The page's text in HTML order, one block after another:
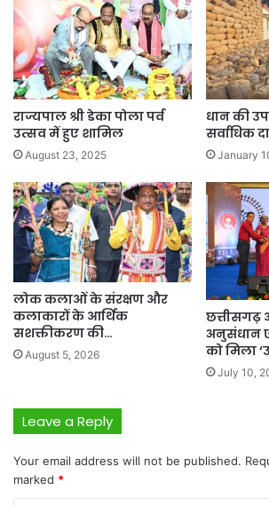
राज्यपाल श्री डेका पोला पर्व
उत्सव में हुए शामिल
August 23, 2025
धान की
सर्वाधिक
January
लोक कलाओं के संरक्षण और
कलाकारों के आर्थिक
सशक्तीकरण की…
August 5, 2026
छत्तीसगढ़
अनुसंधान
को मिला
July 10,
Leave a Reply
Your email address will not be published.
marked *